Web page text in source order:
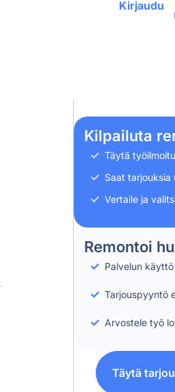
Kirjaudu
Kilpailuta
Täytä
Saat tarjouksia
Vertaile ja
Remontoi
Palvelun
Tarjouspyyntö
Arvostele työ
Täytä